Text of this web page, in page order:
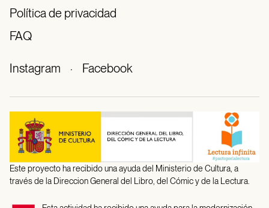
Política de privacidad
FAQ
Instagram · Facebook
Este proyecto ha recibido una ayuda del Ministerio de Cultura, a
través de la Direccion General del Libro, del Cómic y de la Lectura.